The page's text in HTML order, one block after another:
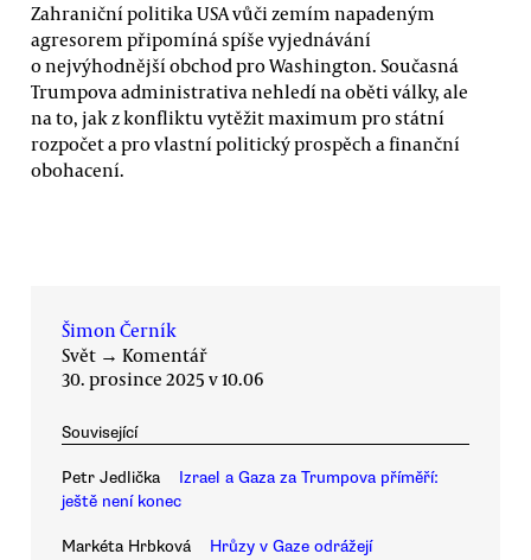
Zahraniční politika USA vůči zemím napadeným
agresorem připomíná spíše vyjednávání
o nejvýhodnější obchod pro Washington. Současná
Trumpova administrativa nehledí na oběti války, ale
na to, jak z konfliktu vytěžit maximum pro státní
rozpočet a pro vlastní politický prospěch a finanční
obohacení.
Šimon Černík
Svět → Komentář
30. prosince 2025 v 10.06
Související
Petr Jedlička
Izrael a Gaza za Trumpova příměří:
ještě není konec
Markéta Hrbková
Hrůzy v Gaze odrážejí